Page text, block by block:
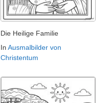
Die Heilige Familie
In Ausmalbilder von
Christentum